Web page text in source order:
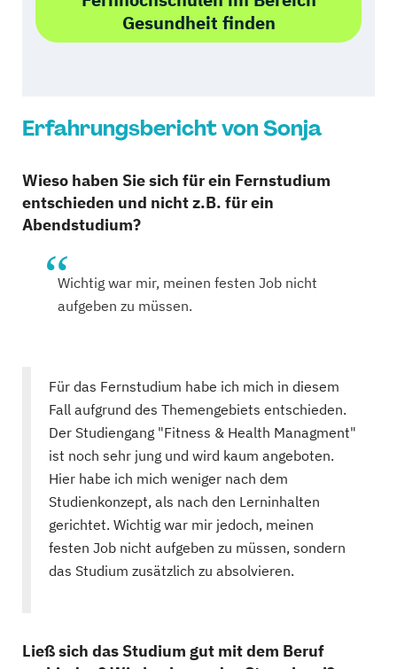
Gesundheit finden
Erfahrungsbericht von Sonja
Wieso haben Sie sich für ein Fernstudium
entschieden und nicht z.B. für ein
Abendstudium?
Wichtig war mir, meinen festen Job nicht
aufgeben zu müssen.
Für das Fernstudium habe ich mich in diesem
Fall aufgrund des Themengebiets entschieden.
Der Studiengang "Fitness & Health Managment"
ist noch sehr jung und wird kaum angeboten.
Hier habe ich mich weniger nach dem
Studienkonzept, als nach den Lerninhalten
gerichtet. Wichtig war mir jedoch, meinen
festen Job nicht aufgeben zu müssen, sondern
das Studium zusätzlich zu absolvieren.
Ließ sich das Studium gut mit dem Beruf